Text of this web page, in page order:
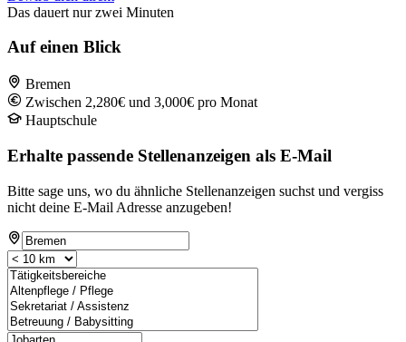
Das dauert nur zwei Minuten
Auf einen Blick
Bremen
Zwischen 2,280€ und 3,000€ pro Monat
Hauptschule
Erhalte passende Stellenanzeigen als E-Mail
Bitte sage uns, wo du ähnliche Stellenanzeigen suchst und vergiss
nicht deine E-Mail Adresse anzugeben!